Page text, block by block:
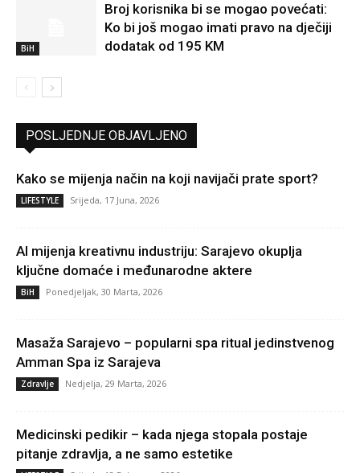
BiH
Broj korisnika bi se mogao povećati:
Ko bi još mogao imati pravo na dječiji
dodatak od 195 KM
POSLJEDNJE OBJAVLJENO
Kako se mijenja način na koji navijači prate sport?
LIFESTYLE Srijeda, 17 Juna, 2026
AI mijenja kreativnu industriju: Sarajevo okuplja
ključne domaće i međunarodne aktere
BiH Ponedjeljak, 30 Marta, 2026
Masaža Sarajevo – popularni spa ritual jedinstvenog
Amman Spa iz Sarajeva
Zdravlje Nedjelja, 29 Marta, 2026
Medicinski pedikir – kada njega stopala postaje
pitanje zdravlja, a ne samo estetike